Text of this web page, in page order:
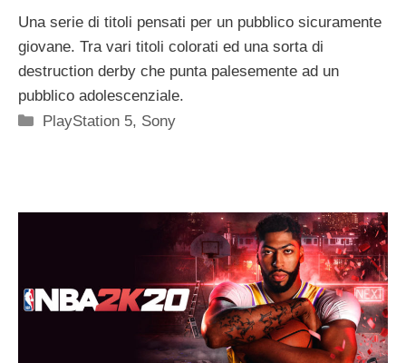
Una serie di titoli pensati per un pubblico sicuramente
giovane. Tra vari titoli colorati ed una sorta di
destruction derby che punta palesemente ad un
pubblico adolescenziale.
Categorie
PlayStation 5, Sony